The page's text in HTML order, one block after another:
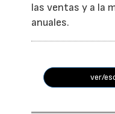
las ventas y a la
anuales.
ver/